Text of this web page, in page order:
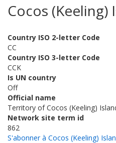
Cocos (Keeling)
Country ISO 2-letter Code
CC
Country ISO 3-letter Code
CCK
Is UN country
Off
Official name
Territory of Cocos (Keeling)
Network site term id
862
S'abonner à Cocos (Keeling)